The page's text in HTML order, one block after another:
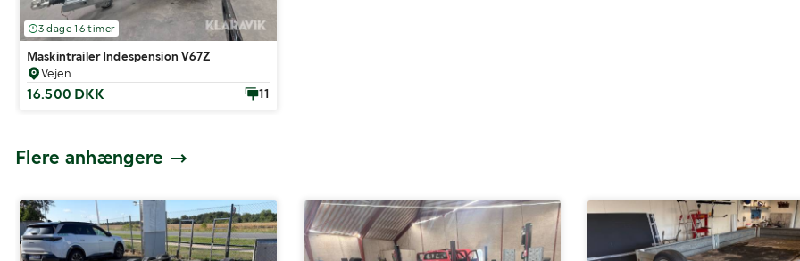
3 dage 16 timer
Maskintrailer Indespension V67Z
Vejen
16.500 DKK 11
Flere anhængere